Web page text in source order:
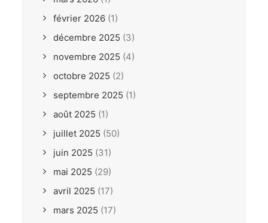
février 2026 (1)
décembre 2025 (3)
novembre 2025 (4)
octobre 2025 (2)
septembre 2025 (1)
août 2025 (1)
juillet 2025 (50)
juin 2025 (31)
mai 2025 (29)
avril 2025 (17)
mars 2025 (17)